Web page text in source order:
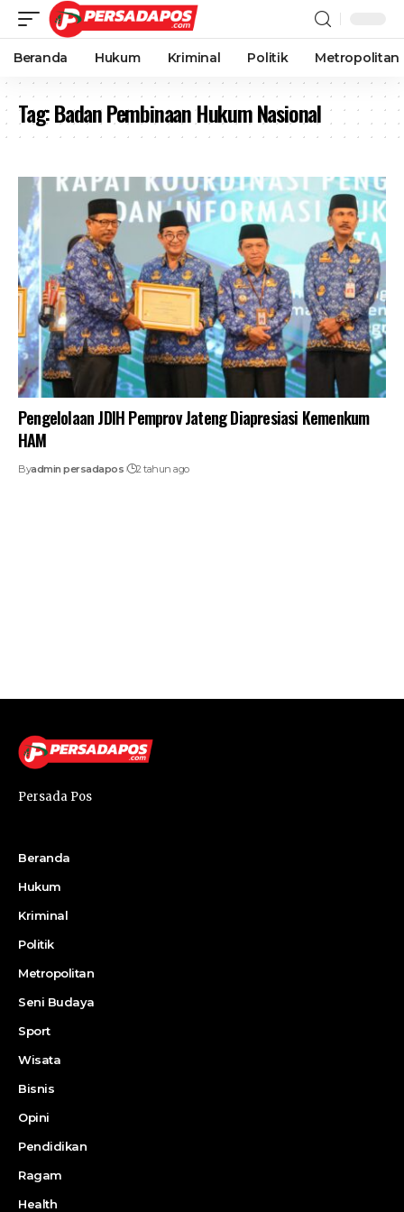
Beranda Hukum Kriminal Politik Metropolitan
Tag:Badan Pembinaan Hukum Nasional
Pengelolaan JDIH Pemprov Jateng Diapresiasi Kemenkum
HAM
Byadmin persadapos 2 tahun ago
Persada Pos
Beranda
Hukum
Kriminal
Politik
Metropolitan
Seni Budaya
Sport
Wisata
Bisnis
Opini
Pendidikan
Ragam
Health